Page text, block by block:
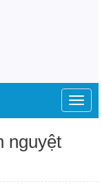
nguyệt